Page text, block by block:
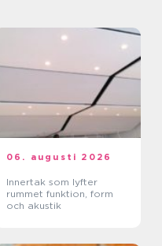
06. augusti 2026
Innertak som lyfter
rummet funktion, form
och akustik